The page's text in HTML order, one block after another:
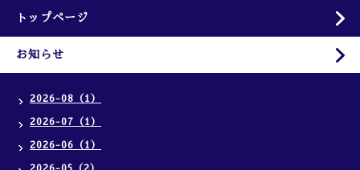
トップページ
お知らせ
2026-08（1）
2026-07（1）
2026-06（1）